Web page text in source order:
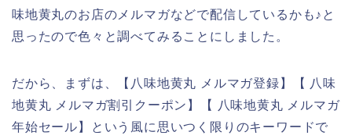
味地黄丸のお店のメルマガなどで配信しているかも♪と
思ったので色々と調べてみることにしました。
だから、まずは、【八味地黄丸 メルマガ登録】【 八味
地黄丸 メルマガ割引クーポン】【 八味地黄丸 メルマガ
年始セール】という風に思いつく限りのキーワードで